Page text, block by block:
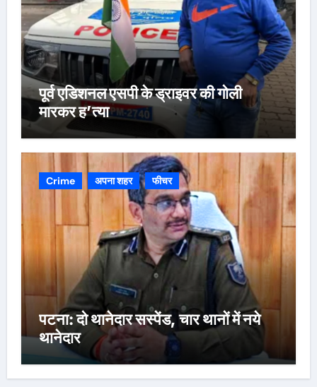
पूर्व एडिशनल एसपी के ड्राइवर की गोली
मारकर ह’त्या
Crime अपना शहर फीचर
पटना: दो थानेदार सस्पेंड, चार थानों में नये
थानेदार